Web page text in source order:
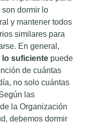
dormir lo
y mantener todos
similares para
En general,
suficiente puede
de cuántas
no solo cuántas
las
la Organización
debemos dormir